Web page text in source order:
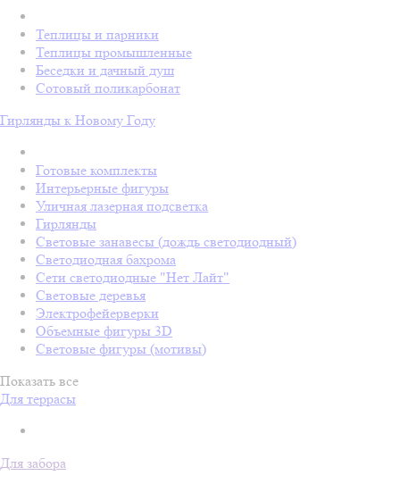
Теплицы и парники
Теплицы промышленные
Беседки и дачный душ
Сотовый поликарбонат
Гирлянды к Новому Году
Готовые комплекты
Интерьерные фигуры
Уличная лазерная подсветка
Гирлянды
Световые занавесы (дождь светодиодный)
Светодиодная бахрома
Сети светодиодные "Нет Лайт"
Световые деревья
Электрофейерверки
Объемные фигуры 3D
Световые фигуры (мотивы)
Показать все
Для террасы
Для забора